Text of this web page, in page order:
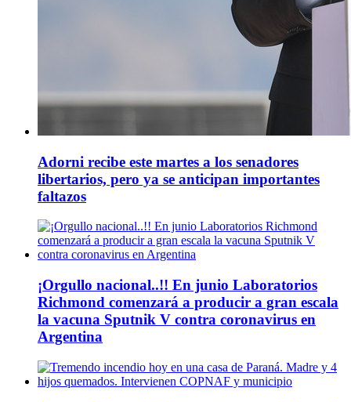
Adorni recibe este martes a los senadores
libertarios, pero ya se anticipan importantes
faltazos
¡Orgullo nacional..!! En junio Laboratorios
Richmond comenzará a producir a gran escala
la vacuna Sputnik V contra coronavirus en
Argentina